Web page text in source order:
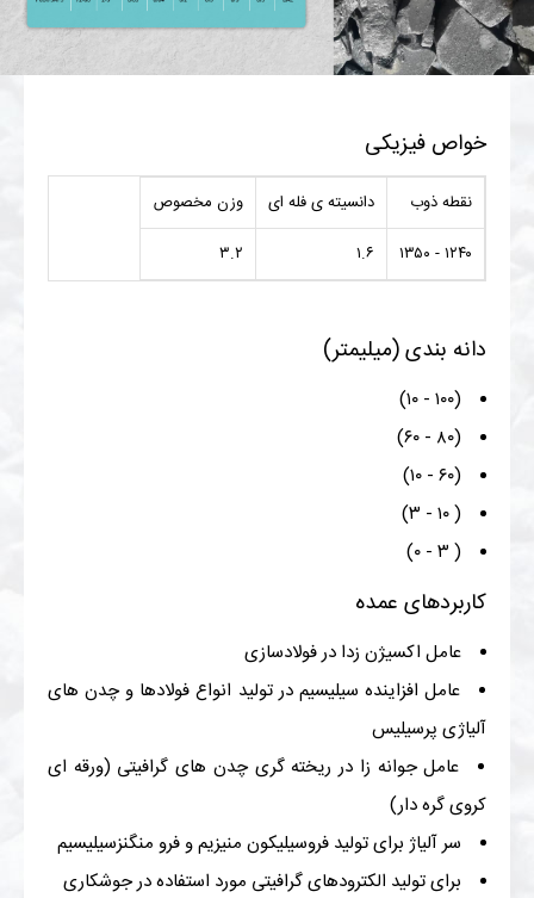
خواص فیزیکی
نقطه ذوب دانسیته ی فله ای
وزن مخصوص
۱۲۴۰ - ۱۳۵۰
۱.۶ ۳.۲
دانه بندی (میلیمتر)
(۱۰۰ - ۱۰)
(۸۰ - ۶۰)
(۶۰ - ۱۰)
( ۱۰ - ۳)
( ۳ - ۰)
کاربردهای عمده
عامل اکسیژن زدا در فولادسازی
عامل افزاینده سیلیسیم در تولید انواع فولادها و چدن های
آلیاژی پرسیلیس
عامل جوانه زا در ریخته گری چدن های گرافیتی (ورقه ای
کروی گره دار)
سر آلیاژ برای تولید فروسیلیکون منیزیم و فرو منگنزسیلیسیم
برای تولید الکترودهای گرافیتی مورد استفاده در جوشکاری